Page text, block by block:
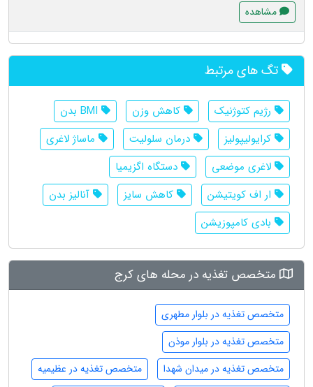
مشاهده
تگ های مرتبط
رژیم کتوژنیک کاهش وزن
کرایولیپولیز
درمان سلولیت
ماساژ لاغری
لاغری موضعی
دستگاه اگزیمیا
ار اف کویتیشن
کاهش سایز
آنالیز بدن
بادی کامپوزیشن
متخصص تغذیه در محله های کرج
متخصص تغذیه در بلوار مطهری
متخصص تغذیه در بلوار موذن
متخصص تغذیه در میدان شهدا
متخصص تغذیه در عظیمیه